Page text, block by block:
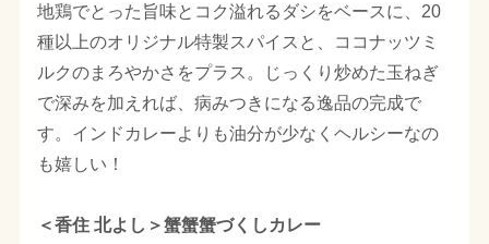
地鶏でとった旨味とコク溢れるダシをベースに、20
種以上のオリジナル特製スパイスと、ココナッツミ
ルクのまろやかさをプラス。じっくり炒めた玉ねぎ
で深みを加えれば、病みつきになる逸品の完成で
す。インドカレーよりも油分が少なくヘルシーなの
も嬉しい！
＜香住 北よし＞蟹蟹蟹づくしカレー